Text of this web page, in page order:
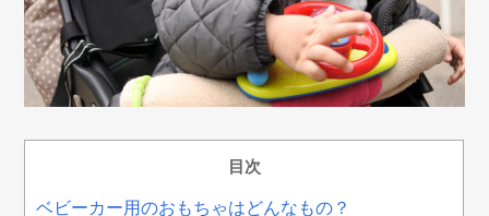
目次
ベビーカー用のおもちゃはどんなもの？